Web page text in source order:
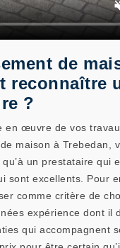
de
reconnaître
?
en œuvre de vos
maison à Trebedan,
un prestataire qui
sont excellents. Pour
comme critère de
expérience dont il
qui accompagnent